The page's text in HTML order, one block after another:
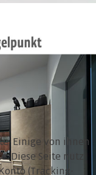
Einige von ihnen
Diese Seite nutz
(Tracking-